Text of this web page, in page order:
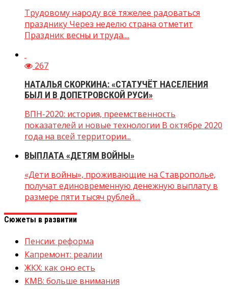
Трудовому народу всё тяжелее радоваться
празднику Через неделю страна отметит
Праздник весны и труда....
267
НАТАЛЬЯ СКОРКИНА: «СТАТУЧЁТ НАСЕЛЕНИЯ
БЫЛ И В ДОПЕТРОВСКОЙ РУСИ»
ВПН-2020: история, преемственность
показателей и новые технологии В октябре 2020
года на всей территории...
ВЫПЛАТА «ДЕТЯМ ВОЙНЫ»
«Дети войны», проживающие на Ставрополье,
получат единовременную денежную выплату в
размере пяти тысяч рублей....
Сюжеты в развитии
Пенсии: реформа
Капремонт: реалии
ЖКХ: как оно есть
КМВ: больше внимания